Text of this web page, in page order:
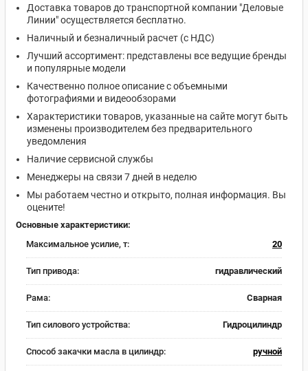
Доставка товаров до транспортной компании "Деловые
Линии" осуществляется бесплатно.
Наличный и безналичный расчет (с НДС)
Лучший ассортимент: представлены все ведущие бренды
и популярные модели
Качественно полное описание с объемными
фотографиями и видеообзорами
Характеристики товаров, указанные на сайте могут быть
изменены производителем без предварительного
уведомления
Наличие сервисной службы
Менеджеры на связи 7 дней в неделю
Мы работаем честно и открыто, полная информация. Вы
оцените!
Основные характеристики:
Максимальное усилие, т:
20
Тип привода: гидравлический
Рама: Сварная
Тип силового устройства: Гидроцилиндр
Способ закачки масла в цилиндр: ручной